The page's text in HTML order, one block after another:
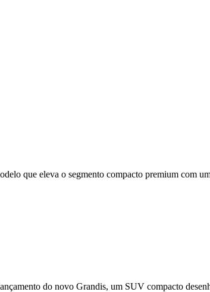
que eleva o segmento compacto premium com
do novo Grandis, um SUV compacto